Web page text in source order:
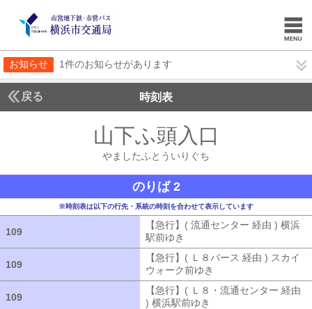
お知らせ 1件のお知らせがあります
戻る 時刻表
山下ふ頭入口
やましたふとういりぐち
のりば 2
※時刻表は以下の行先・系統の時刻を合わせて表示しています
109
【急行】( 流通センター 経由 ) 横浜
駅前ゆき
109
【急行】( Ｌ８バース 経由 ) スカイ
ウォーク前ゆき
109
【急行】( Ｌ８・流通センター 経由
) 横浜駅前ゆき